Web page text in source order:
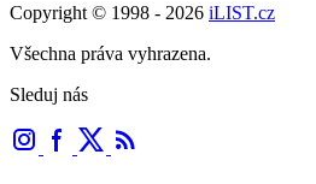
Copyright © 1998 - 2026 iLIST.cz
Všechna práva vyhrazena.
Sleduj nás